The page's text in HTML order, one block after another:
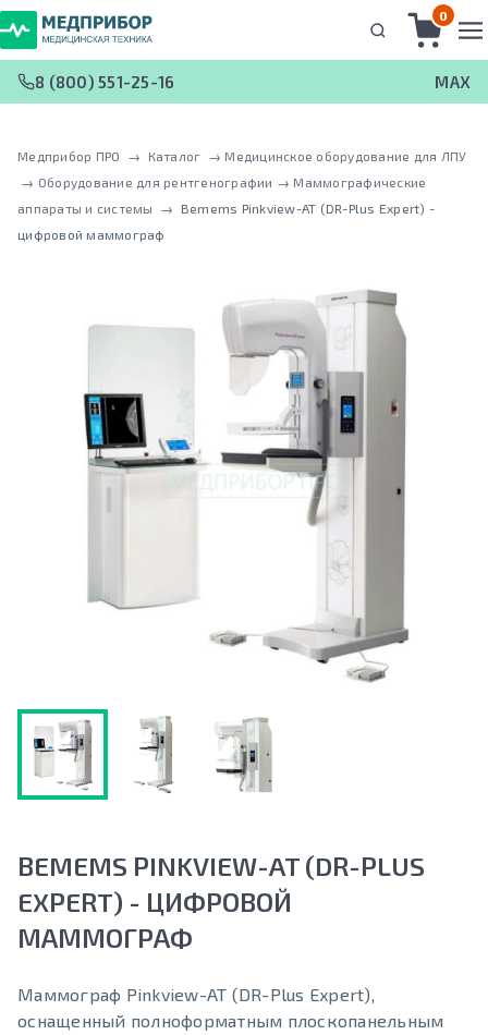
0
8 (800) 551-25-16 MAX
Медприбор ПРО → Каталог → Медицинское оборудование для ЛПУ
→ Оборудование для рентгенографии → Маммографические
аппараты и системы
→ Bemems Pinkview-AT (DR-Plus Expert) -
цифровой маммограф
BEMEMS PINKVIEW-AT (DR-PLUS
EXPERT) - ЦИФРОВОЙ
МАММОГРАФ
Маммограф Pinkview-AT (DR-Plus Expert),
оснащенный полноформатным плоскопанельным